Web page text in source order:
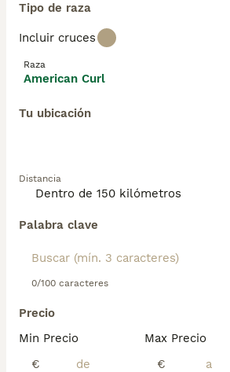
Tipo de raza
Incluir cruces
Raza
American Curl
Tu ubicación
Distancia
Palabra clave
0/100 caracteres
Precio
Min Precio
€
Max Precio
€